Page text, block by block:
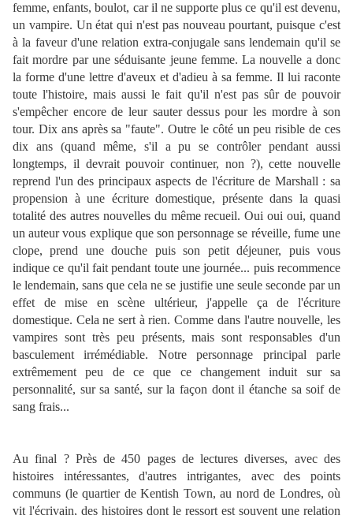
femme, enfants, boulot, car il ne supporte plus ce qu'il est devenu,
un vampire. Un état qui n'est pas nouveau pourtant, puisque c'est
à la faveur d'une relation extra-conjugale sans lendemain qu'il se
fait mordre par une séduisante jeune femme. La nouvelle a donc
la forme d'une lettre d'aveux et d'adieu à sa femme. Il lui raconte
toute l'histoire, mais aussi le fait qu'il n'est pas sûr de pouvoir
s'empêcher encore de leur sauter dessus pour les mordre à son
tour. Dix ans après sa "faute". Outre le côté un peu risible de ces
dix ans (quand même, s'il a pu se contrôler pendant aussi
longtemps, il devrait pouvoir continuer, non ?), cette nouvelle
reprend l'un des principaux aspects de l'écriture de Marshall : sa
propension à une écriture domestique, présente dans la quasi
totalité des autres nouvelles du même recueil. Oui oui oui, quand
un auteur vous explique que son personnage se réveille, fume une
clope, prend une douche puis son petit déjeuner, puis vous
indique ce qu'il fait pendant toute une journée... puis recommence
le lendemain, sans que cela ne se justifie une seule seconde par un
effet de mise en scène ultérieur, j'appelle ça de l'écriture
domestique. Cela ne sert à rien. Comme dans l'autre nouvelle, les
vampires sont très peu présents, mais sont responsables d'un
basculement irrémédiable. Notre personnage principal parle
extrêmement peu de ce que ce changement induit sur sa
personnalité, sur sa santé, sur la façon dont il étanche sa soif de
sang frais...
Au final ? Près de 450 pages de lectures diverses, avec des
histoires intéressantes, d'autres intrigantes, avec des points
communs (le quartier de Kentish Town, au nord de Londres, où
vit l'écrivain, des histoires dont le ressort est souvent une relation